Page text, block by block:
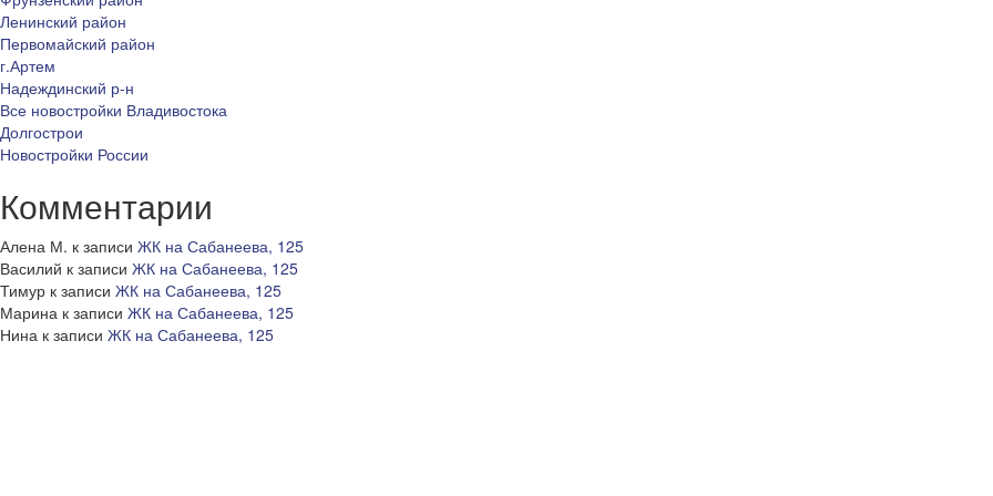
Ленинский район
Первомайский район
г.Артем
Надеждинский р-н
Все новостройки Владивостока
Долгострои
Новостройки России
Комментарии
Алена М. к записи ЖК на Сабанеева, 125
Василий к записи ЖК на Сабанеева, 125
Тимур к записи ЖК на Сабанеева, 125
Марина к записи ЖК на Сабанеева, 125
Нина к записи ЖК на Сабанеева, 125